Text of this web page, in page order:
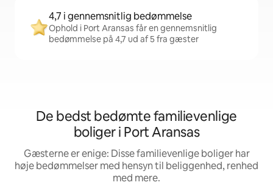
4,7 i gennemsnitlig bedømmelse
Ophold i Port Aransas får en gennemsnitlig
bedømmelse på 4,7 ud af 5 fra gæster
De bedst bedømte familievenlige
boliger i Port Aransas
Gæsterne er enige: Disse familievenlige boliger har
høje bedømmelser med hensyn til beliggenhed, renhed
med mere.